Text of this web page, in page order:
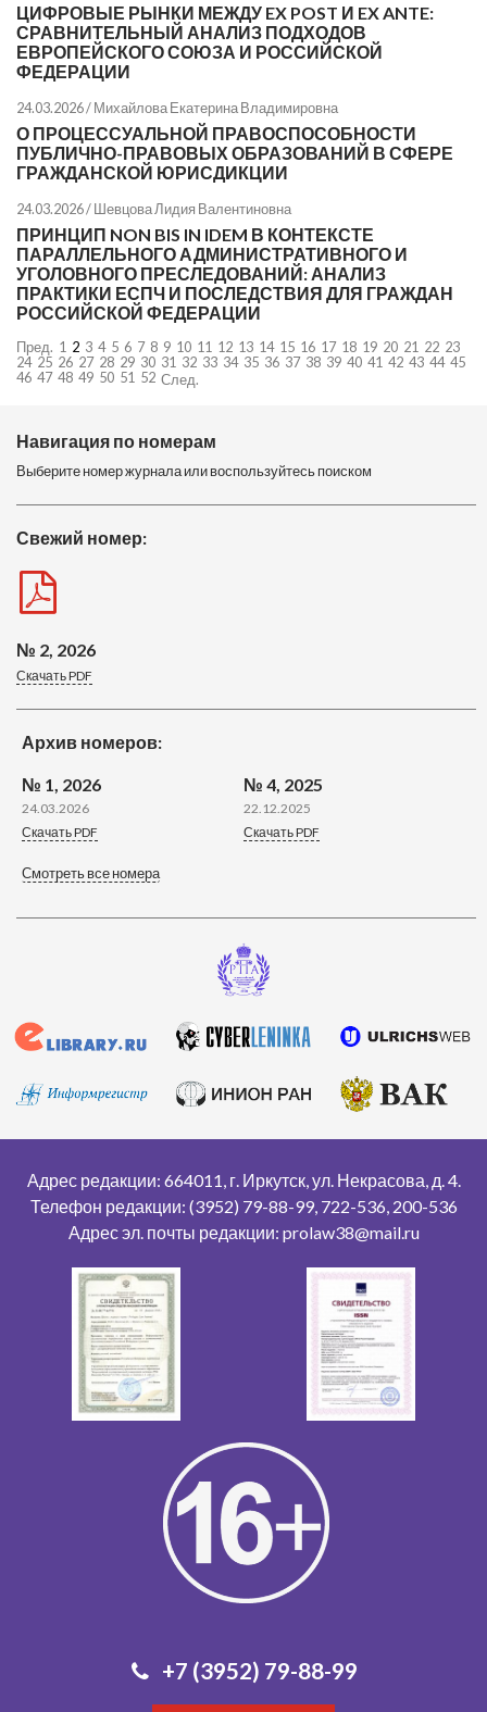
Навигация по номерам
Выберите номер журнала или воспользуйтесь поиском
Свежий номер:
№ 2, 2026
Скачать PDF
Архив номеров:
№ 1, 2026
24.03.2026
Скачать PDF
№ 4, 2025
22.12.2025
Скачать PDF
Смотреть все номера
ЦИФРОВЫЕ РЫНКИ МЕЖДУ EX POST И EX ANTE:
СРАВНИТЕЛЬНЫЙ АНАЛИЗ ПОДХОДОВ
ЕВРОПЕЙСКОГО СОЮЗА И РОССИЙСКОЙ
ФЕДЕРАЦИИ
24.03.2026 /Михайлова Екатерина Владимировна
О ПРОЦЕССУАЛЬНОЙ ПРАВОСПОСОБНОСТИ
ПУБЛИЧНО-ПРАВОВЫХ ОБРАЗОВАНИЙ В СФЕРЕ
ГРАЖДАНСКОЙ ЮРИСДИКЦИИ
24.03.2026 /Шевцова Лидия Валентиновна
ПРИНЦИП NON BIS IN IDEM В КОНТЕКСТЕ
ПАРАЛЛЕЛЬНОГО АДМИНИСТРАТИВНОГО И
УГОЛОВНОГО ПРЕСЛЕДОВАНИЙ: АНАЛИЗ
ПРАКТИКИ ЕСПЧ И ПОСЛЕДСТВИЯ ДЛЯ ГРАЖДАН
РОССИЙСКОЙ ФЕДЕРАЦИИ
Пред. 1 2 3 4 5 6 7 8 9 10 11 12 13 14 15 16 17 18 19 20 21 22 23
24 25 26 27 28 29 30 31 32 33 34 35 36 37 38 39 40 41 42 43 44 45
46 47 48 49 50 51 52 След.
Адрес редакции: 664011, г. Иркутск, ул. Некрасова, д. 4.
Телефон редакции: (3952) 79-88-99, 722-536, 200-536
Адрес эл. почты редакции: prolaw38@mail.ru
+7 (3952) 79-88-99